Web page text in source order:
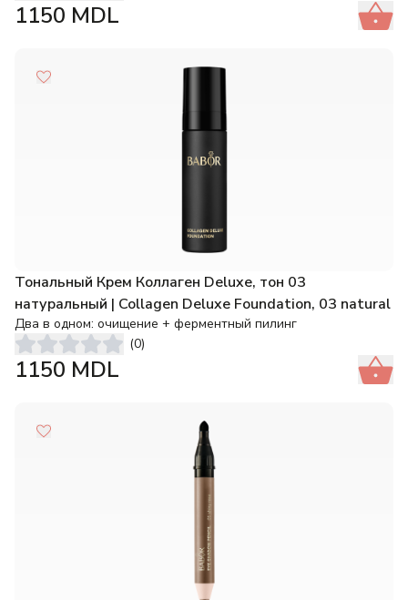
1150 MDL
Тональный Крем Коллаген Deluxe, тон 03
натуральный | Collagen Deluxe Foundation, 03 natural
Два в одном: очищение + ферментный пилинг
(0)
1150 MDL